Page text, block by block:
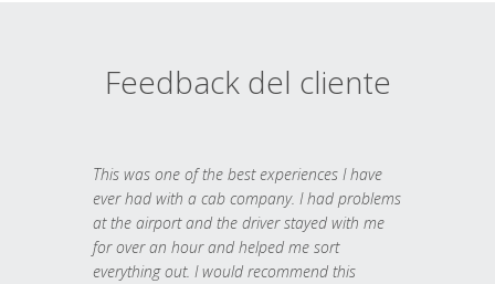
Feedback del cliente
This was one of the best experiences I have
ever had with a cab company. I had problems
at the airport and the driver stayed with me
for over an hour and helped me sort
everything out. I would recommend this